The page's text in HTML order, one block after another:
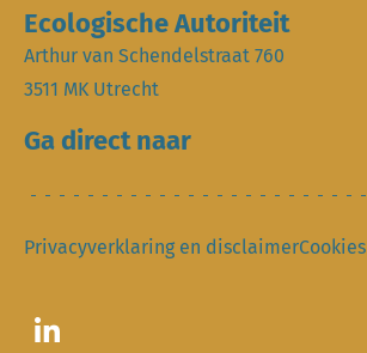
Ga direct naar
Ecologische Autoriteit
Arthur van Schendelstraat 760
3511 MK Utrecht
Privacyverklaring en disclaimerCookies
Ga naar LinkedIn